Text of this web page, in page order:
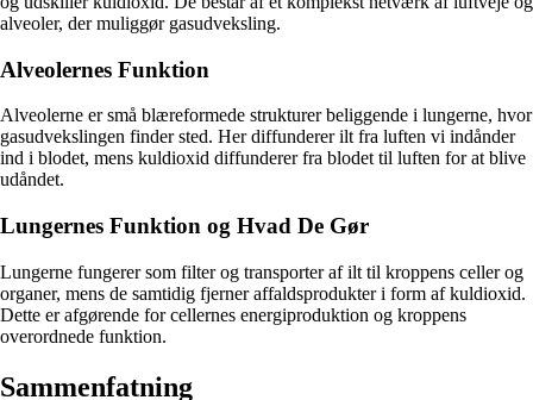
alveoler, der muliggør gasudveksling.
Alveolernes Funktion
Alveolerne er små blæreformede strukturer beliggende i lungerne, hvor
gasudvekslingen finder sted. Her diffunderer ilt fra luften vi indånder
ind i blodet, mens kuldioxid diffunderer fra blodet til luften for at blive
udåndet.
Lungernes Funktion og Hvad De Gør
Lungerne fungerer som filter og transporter af ilt til kroppens celler og
organer, mens de samtidig fjerner affaldsprodukter i form af kuldioxid.
Dette er afgørende for cellernes energiproduktion og kroppens
overordnede funktion.
Sammenfatning